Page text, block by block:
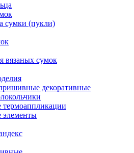
сумки (пукли)
вязаных сумок
декоративные
термоаппликации
элементы